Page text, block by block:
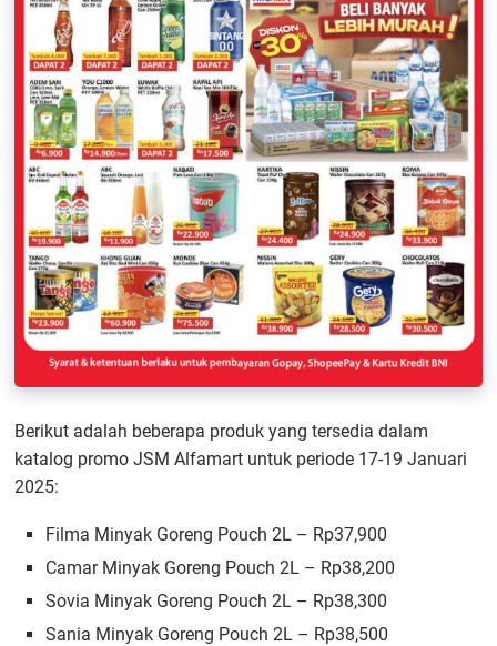
Berikut adalah beberapa produk yang tersedia dalam
katalog promo JSM Alfamart untuk periode 17-19 Januari
2025:
Filma Minyak Goreng Pouch 2L – Rp37,900
Camar Minyak Goreng Pouch 2L – Rp38,200
Sovia Minyak Goreng Pouch 2L – Rp38,300
Sania Minyak Goreng Pouch 2L – Rp38,500